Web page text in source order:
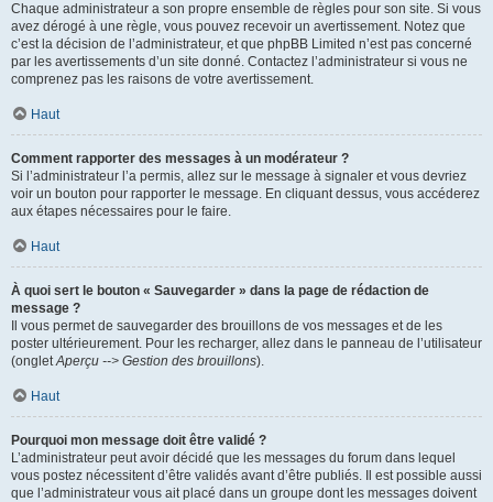
Chaque administrateur a son propre ensemble de règles pour son site. Si vous
avez dérogé à une règle, vous pouvez recevoir un avertissement. Notez que
c’est la décision de l’administrateur, et que phpBB Limited n’est pas concerné
par les avertissements d’un site donné. Contactez l’administrateur si vous ne
comprenez pas les raisons de votre avertissement.
Haut
Comment rapporter des messages à un modérateur ?
Si l’administrateur l’a permis, allez sur le message à signaler et vous devriez
voir un bouton pour rapporter le message. En cliquant dessus, vous accéderez
aux étapes nécessaires pour le faire.
Haut
À quoi sert le bouton « Sauvegarder » dans la page de rédaction de
message ?
Il vous permet de sauvegarder des brouillons de vos messages et de les
poster ultérieurement. Pour les recharger, allez dans le panneau de l’utilisateur
(ongletAperçu --> Gestion des brouillons).
Haut
Pourquoi mon message doit être validé ?
L’administrateur peut avoir décidé que les messages du forum dans lequel
vous postez nécessitent d’être validés avant d’être publiés. Il est possible aussi
que l’administrateur vous ait placé dans un groupe dont les messages doivent